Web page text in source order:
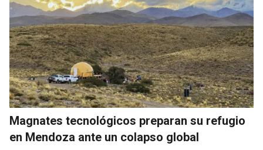
Magnates tecnológicos preparan su refugio
en Mendoza ante un colapso global